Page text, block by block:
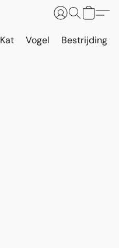
Kat Vogel Bestrijding